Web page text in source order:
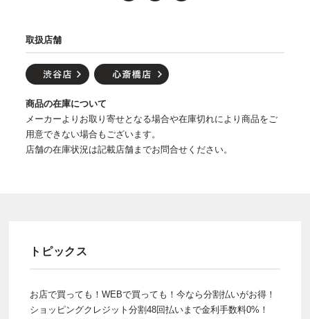
取扱店舗
商品の在庫について
メーカーよりお取り寄せとなる場合や在庫切れにより商品をご
用意できない場合もございます。
店舗の在庫状況は記載店舗までお問合せください。
トピックス
お店で買っても！WEBで買っても！今なら分割払いがお得！
ショッピングクレジット分割48回払いまで金利手数料0%！